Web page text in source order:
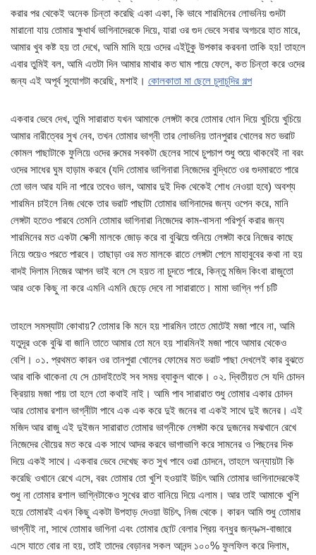
করার পর থেকেই অনেক চিন্তা করেছি একা একা, কি ভাবে শারমিনের লোভনিয় গুদটা
মারানো যায় তোমার ক্ষুধার্থ ভাগিনাদেরকে দিয়ে, যারা ওর গুদ ভেবে সবার অগচরে হাত মারে,
আমার খুব কষ্ট হয় তা দেখে, আমি মামি হয়ে ওদের এইটুকু উপকার করবনা তাকি হয়! তাহলে
এবার তুমিই বল, আমি এতটা দিন আমার মাথার কত ঘাম পায়ে ফেলে, কত চিন্তা করে ওদের
জন্য এই অপূর্ব সুযোগটা করেছি, মশাই। কোলকাতা মা ছেলে চুদাচুদির গল্প
একবার ভেবে দেখ, তুমি সারারাত যখন আমাকে লেঙ্গটা করে তোমার ধোন দিয়ে খুচিয়ে খুচিয়ে
আমার নারীত্বের সুখ নেব, তখন তোমার ভাগ্নী তার লোভনিয় তানপুরার খোলের মত ভরাট
কোমল পাছাটাকে ফুলিয়ে ওদের রুমের সবকটা ছেলের সাথে চুপচাপ শুধু শুয়ে থাকবেই না বরং
ওদের সাধের ঘুম হাড়াম করবে (যদি তোমার ভাগিনারা নিজেদের বুদ্ধিতে ওর গুদমারতে পারে
তো ভাল আর যদি না পারে তবেও ভাল, আমার দুই দিক থেকেই শোধ নেওয়া হবে) অবশ্য
শারমিন চাইলে নিজ থেকে তার ভরাট পাছাটা তোমার ভাগিনাদের জন্য ওপেন করে, মানি
লেঙ্গটা হতেও পারবে তেমনি তোমার ভাগিনারা নিজেদের কাম-বাসনা পরিপূর্ন করার জন্য
শারমিনের মত একটা সেক্সী মালকে জোড় করে বা বুঝিয়ে শুনিয়ে লেঙ্গটা করে নিজের কাছে
নিয়ে শুয়েও পরতে পারবে। তাছাড়া ওর মত মালকে রাতে লেঙ্গটা পেলে মাহাবুবের কথা না হয়
বাদই দিলাম নিজের আপন ভাই বলে সে হয়ত না চুদতে পারে, কিন্তু মজিদ কিংবা রাজুতো
আর ওকে কিছু না করে এমনি এমনি ছেড়ে দেবে না সারারাতে। মামা ভাগ্নি পর্ণ চটি
তাহলে সমস্যাটা কোথায়? তোমার কি মনে হয় শারমিন তাতে মোটেই মজা পাবে না, আমি
যতুদূর ওকে বুঝি বা জানি তাতে আমার তো মনে হয় শারমিনই মজা পাবে আমার থেকেও
বেশি। ০১. প্রথমত কারন ওর তানপুরা খোলের ফোমের মত ভরাট পাছা দেখলেই কার বুঝতে
আর বাকি থাকেনা যে সে চোদাইতেই সব সময় ব্যাকুল থাকে। ০২. দ্বিতীয়ত সে যদি চোদন
ক্রিয়ায় মজা পায় তা হলে তো কথাই নাই। আমি পাব সারারাত শুধু তোমার একার চোদন
আর তোমার রশাল ভাগ্নীটা পাবে এক এক করে দুই জনের বা একই সাথে দুই জনের। এই
মজিদ আর রাজু এই দুইজন সারারাত তোমার ভাগ্নীকে লেঙ্গটা করে দুজনের মঝখানে রেখে
নিজেদের বৌয়ের মত করে এক সাথে আদর করবে ভাগাভাগি করে সামনের ও পিছনের দিক
দিয়ে একই সাথে। একবার ভেবে দেখেছ কত সুখ পাবে ওরা চোদনে, তাহলে অন্যায়টা কি
করেছি ওখানে রেখে এসে, বরং তোমার তো খুশি হওয়াই উচিৎ আমি তোমার ভাগিনাদেরকেই
শুধু না তোমার রশাল ভাগ্নিটাকেও সুখের রাত বানিয়ে দিয়ে এলাম। আর তাই আমাকে খুশি
হয়ে তোমারই এখন কিছু একটা উপহাড় দেওয়া উচিৎ, নিজ থেকে। কারন আমি শুধু তোমার
ভাগ্নীই না, সাথে তোমার ভাগিনা এবং তোমার ছোট বেলার প্রিয় বন্ধুর জন্য ক্স-বাজারে
এসে যাতে বোর না হয়, তাই তাদের বেড়ানর সকল আনন্দ ১০০% ফুলফিল করে দিলাম,